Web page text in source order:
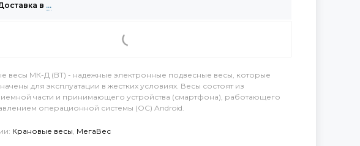
в …
весы МК-Д (BT) - надежные электронные подвесные весы, которые
для эксплуатации в жестких условиях. Весы состоят из
части и принимающего устройства (смартфона), работающего
операционной системы (ОС) Android.
Крановые весы МегаВес